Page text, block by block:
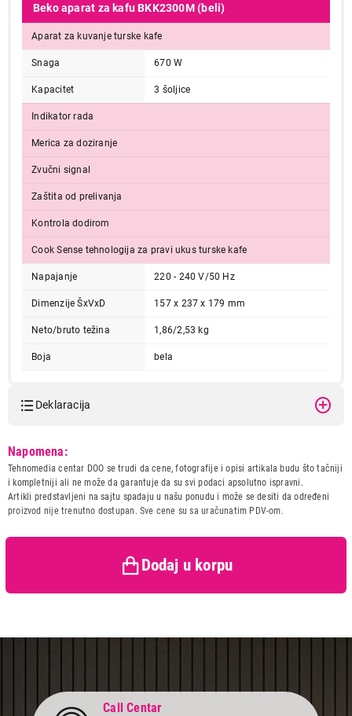
Beko aparat za kafu BKK2300M (beli)
Aparat za kuvanje turske kafe
Snaga 670 W
Kapacitet 3 šoljice
Indikator rada
Merica za doziranje
Zvučni signal
Zaštita od prelivanja
Kontrola dodirom
Cook Sense tehnologija za pravi ukus turske kafe
Napajanje 220 - 240 V/50 Hz
Dimenzije ŠxVxD 157 x 237 x 179 mm
Neto/bruto težina 1,86/2,53 kg
Boja bela
Deklaracija
Naziv i vrsta robe:
APARAT ZA KAFU
Uvoznik:
Beko Balkans d.o.o.
Zemlja porekla:
Turska
kupaca po osnovu zakona o
Napomena:
Tehnomedia centar DOO se trudi da cene, fotografije i opisi artikala budu što tačniji
i kompletniji ali ne može da garantuje da su svi podaci apsolutno ispravni.
Artikli predstavljeni na sajtu spadaju u našu ponudu i može se desiti da određeni
proizvod nije trenutno dostupan. Sve cene su sa uračunatim PDV-om.
Dodaj u korpu
7.999,00
APARATI ZA KAFU
Ukupno u korpi:0,00
Nastavi kupovinu
Završi kupovinu
Call Centar